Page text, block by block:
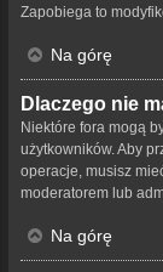
Zapobiega to
Na górę
Dlaczego nie
Niektóre fora mogą
użytkowników. Aby
operacje, musisz
moderatorem lub
Na górę